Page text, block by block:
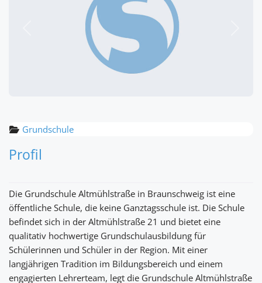
Grundschule
Profil
Die Grundschule Altmühlstraße in Braunschweig ist eine
öffentliche Schule, die keine Ganztagsschule ist. Die Schule
befindet sich in der Altmühlstraße 21 und bietet eine
qualitativ hochwertige Grundschulausbildung für
Schülerinnen und Schüler in der Region. Mit einer
langjährigen Tradition im Bildungsbereich und einem
engagierten Lehrerteam, legt die Grundschule Altmühlstraße